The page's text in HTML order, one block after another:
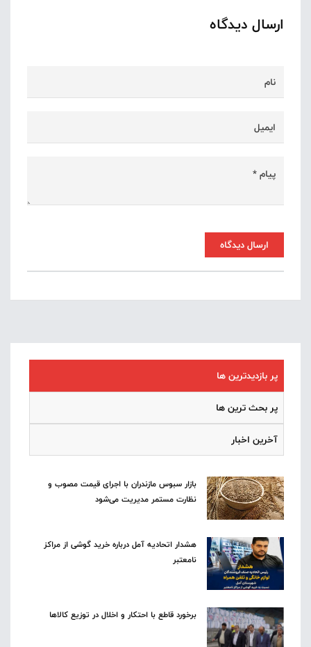
ارسال دیدگاه
ارسال دیدگاه
پر بازدیدترین ها
پر بحث ترین ها
آخرین اخبار
بازار سبوس مازندران با اجرای قیمت مصوب و
نظارت مستمر مدیریت می‌شود
هشدار اتحادیه آمل درباره خرید گوشی از مراکز
نامعتبر
برخورد قاطع با احتکار و اخلال در توزیع کالاها